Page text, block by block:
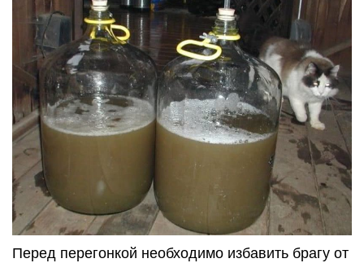
Перед перегонкой необходимо избавить брагу от